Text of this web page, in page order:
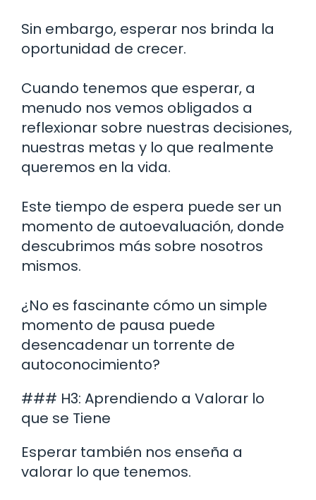
Sin embargo, esperar nos brinda la
oportunidad de crecer.
Cuando tenemos que esperar, a
menudo nos vemos obligados a
reflexionar sobre nuestras decisiones,
nuestras metas y lo que realmente
queremos en la vida.
Este tiempo de espera puede ser un
momento de autoevaluación, donde
descubrimos más sobre nosotros
mismos.
¿No es fascinante cómo un simple
momento de pausa puede
desencadenar un torrente de
autoconocimiento?
### H3: Aprendiendo a Valorar lo
que se Tiene
Esperar también nos enseña a
valorar lo que tenemos.